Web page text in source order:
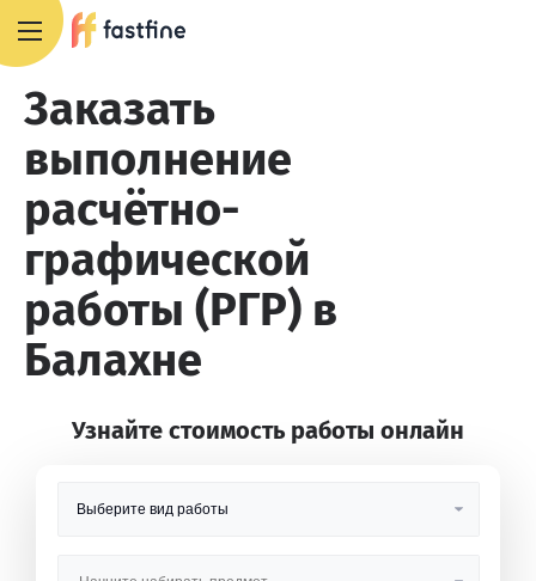
Заказать
выполнение
расчётно-
графической
работы (РГР) в
Балахне
Узнайте стоимость работы онлайн